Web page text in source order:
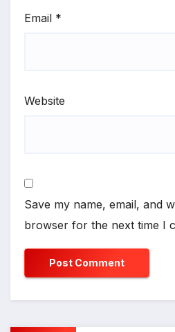
Email *
Website
Save my name, email, and
browser for the next time I